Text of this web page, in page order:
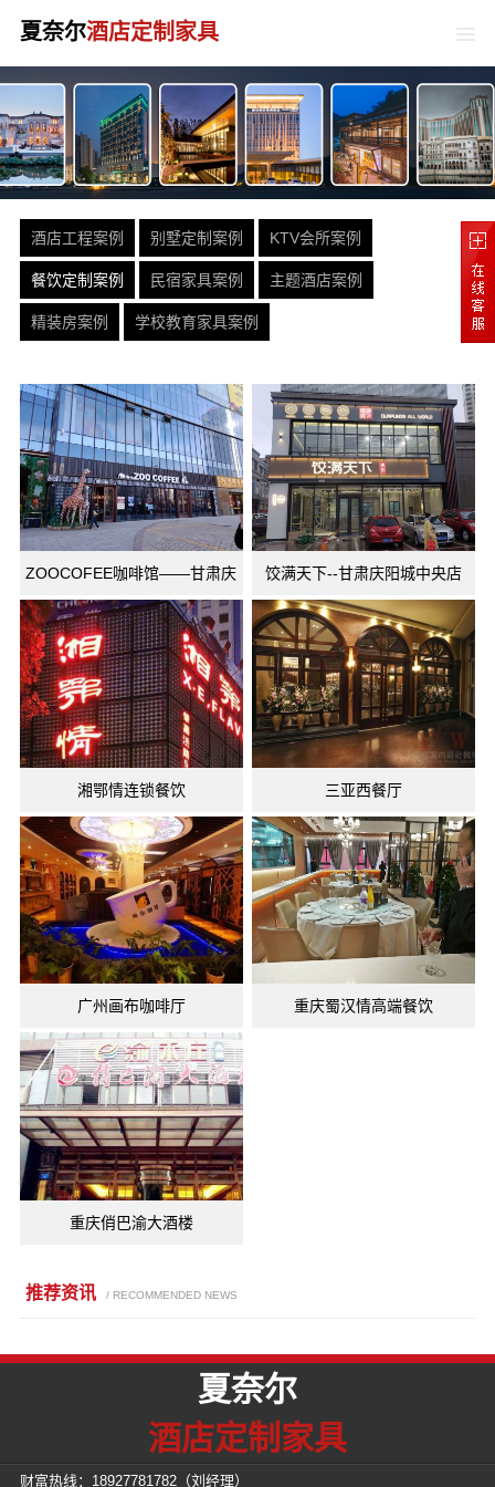
夏奈尔酒店定制家具
酒店工程案例 别墅定制案例 KTV会所案例
餐饮定制案例 民宿家具案例 主题酒店案例
精装房案例 学校教育家具案例
ZOOCOFEE咖啡馆——甘肃庆
阳店
饺满天下--甘肃庆阳城中央店
湘鄂情连锁餐饮 三亚西餐厅
广州画布咖啡厅 重庆蜀汉情高端餐饮
重庆俏巴渝大酒楼
推荐资讯 / RECOMMENDED NEWS
夏奈尔
酒店定制家具
财富热线： 18927781782（刘经理）